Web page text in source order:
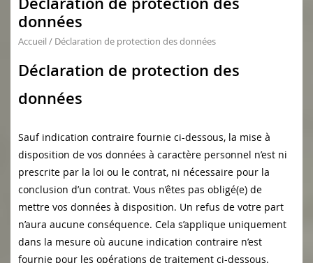
données
Accueil / Déclaration de protection des données
Déclaration de protection des
données
Sauf indication contraire fournie ci-dessous, la mise à
disposition de vos données à caractère personnel n’est ni
prescrite par la loi ou le contrat, ni nécessaire pour la
conclusion d’un contrat. Vous n’êtes pas obligé(e) de
mettre vos données à disposition. Un refus de votre part
n’aura aucune conséquence. Cela s’applique uniquement
dans la mesure où aucune indication contraire n’est
fournie pour les opérations de traitement ci-dessous.